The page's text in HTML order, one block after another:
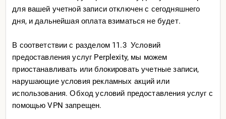
для вашей учетной записи отключен с сегодняшнего
дня, и дальнейшая оплата взиматься не будет.
В соответствии с разделом 11.3 Условий
предоставления услуг Perplexity, мы можем
приостанавливать или блокировать учетные записи,
нарушающие условия рекламных акций или
использования. Обход условий предоставления услуг с
помощью VPN запрещен.